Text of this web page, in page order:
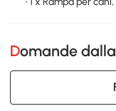
Domande